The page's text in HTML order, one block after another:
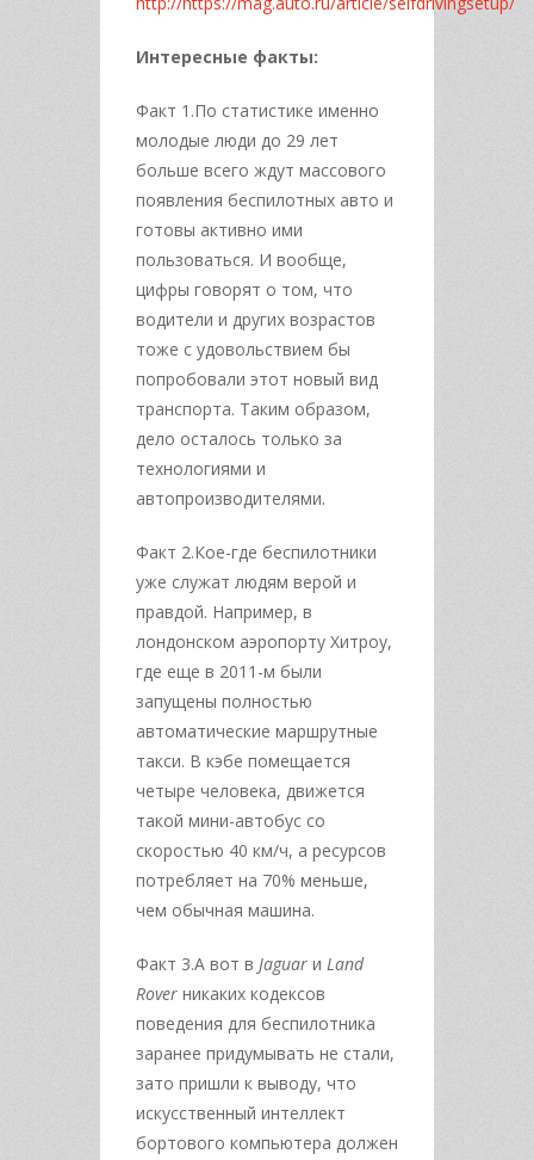
Интересные факты:
Факт 1.По статистике именно
молодые люди до 29 лет
больше всего ждут массового
появления беспилотных авто и
готовы активно ими
пользоваться. И вообще,
цифры говорят о том, что
водители и других возрастов
тоже с удовольствием бы
попробовали этот новый вид
транспорта. Таким образом,
дело осталось только за
технологиями и
автопроизводителями.
Факт 2.Кое-где беспилотники
уже служат людям верой и
правдой. Например, в
лондонском аэропорту Хитроу,
где еще в 2011-м были
запущены полностью
автоматические маршрутные
такси. В кэбе помещается
четыре человека, движется
такой мини-автобус со
скоростью 40 км/ч, а ресурсов
потребляет на 70% меньше,
чем обычная машина.
Факт 3.А вот в Jaguar и Land
Rover никаких кодексов
поведения для беспилотника
заранее придумывать не стали,
зато пришли к выводу, что
искусственный интеллект
бортового компьютера должен